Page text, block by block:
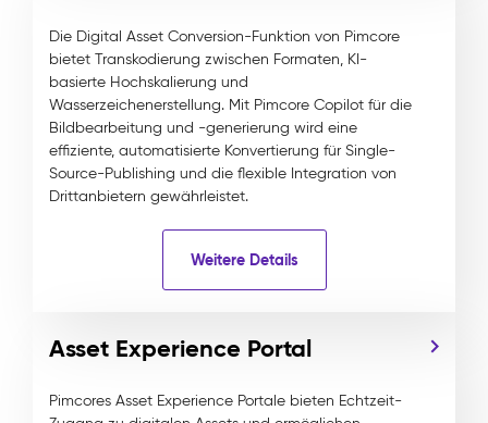
Die Digital Asset Conversion-Funktion von Pimcore
bietet Transkodierung zwischen Formaten, KI-
basierte Hochskalierung und
Wasserzeichenerstellung. Mit Pimcore Copilot für die
Bildbearbeitung und -generierung wird eine
effiziente, automatisierte Konvertierung für Single-
Source-Publishing und die flexible Integration von
Drittanbietern gewährleistet.
Weitere Details
Asset Experience Portal
Pimcores Asset Experience Portale bieten Echtzeit-